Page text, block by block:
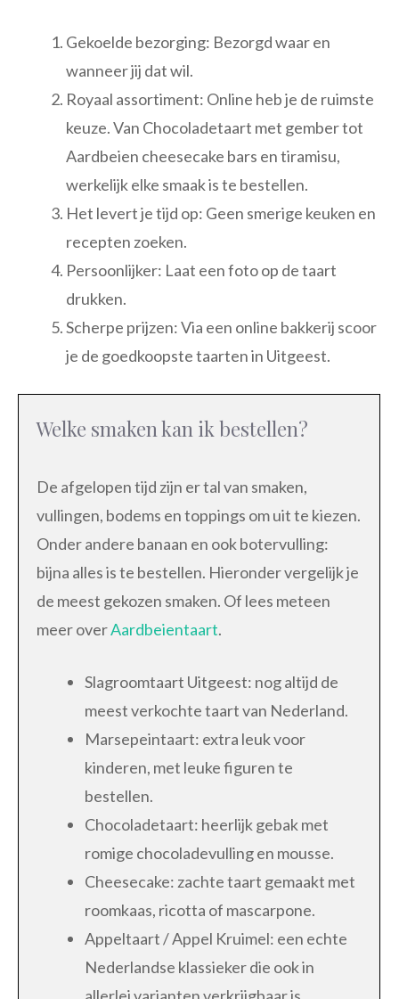
Gekoelde bezorging: Bezorgd waar en
wanneer jij dat wil.
Royaal assortiment: Online heb je de ruimste
keuze. Van Chocoladetaart met gember tot
Aardbeien cheesecake bars en tiramisu,
werkelijk elke smaak is te bestellen.
Het levert je tijd op: Geen smerige keuken en
recepten zoeken.
Persoonlijker: Laat een foto op de taart
drukken.
Scherpe prijzen: Via een online bakkerij scoor
je de goedkoopste taarten in Uitgeest.
Welke smaken kan ik bestellen?
De afgelopen tijd zijn er tal van smaken,
vullingen, bodems en toppings om uit te kiezen.
Onder andere banaan en ook botervulling:
bijna alles is te bestellen. Hieronder vergelijk je
de meest gekozen smaken. Of lees meteen
meer overAardbeientaart.
Slagroomtaart Uitgeest: nog altijd de
meest verkochte taart van Nederland.
Marsepeintaart: extra leuk voor
kinderen, met leuke figuren te
bestellen.
Chocoladetaart: heerlijk gebak met
romige chocoladevulling en mousse.
Cheesecake: zachte taart gemaakt met
roomkaas, ricotta of mascarpone.
Appeltaart / Appel Kruimel: een echte
Nederlandse klassieker die ook in